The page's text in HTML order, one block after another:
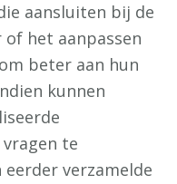
aansluiten bij de
het aanpassen
beter aan hun
kunnen
te
verzamelde